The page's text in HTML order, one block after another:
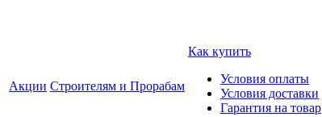
Акции Строителям и Прорабам
Как купить
Условия оплаты
Условия доставки
Гарантия на товар